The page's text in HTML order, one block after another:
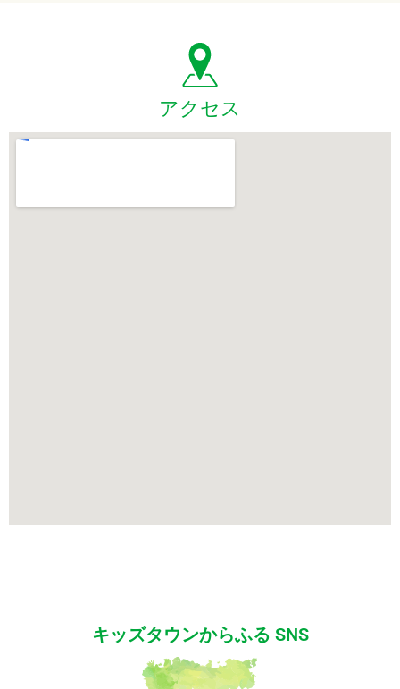
アクセス
キッズタウンからふる SNS